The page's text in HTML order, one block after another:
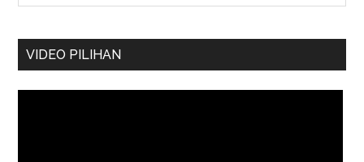
VIDEO PILIHAN